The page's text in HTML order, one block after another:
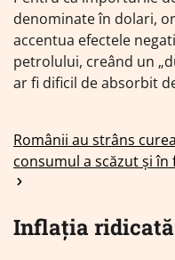
denominate în dolari,
accentua efectele
petrolului, creând un
ar fi dificil de absorbit
Românii au strâns
consumul a scăzut și
Inflația ridicată